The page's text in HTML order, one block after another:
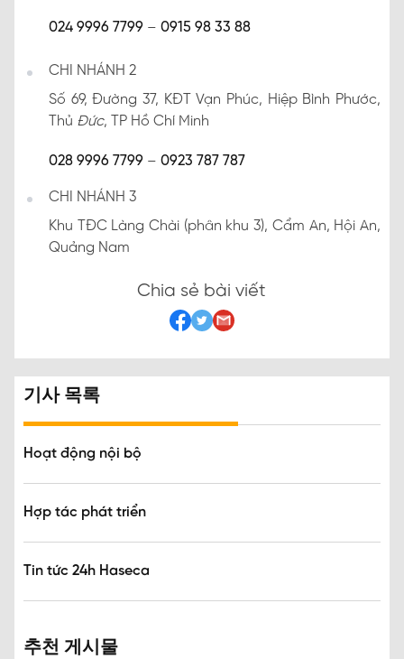
024 9996 7799 – 0915 98 33 88
CHI NHÁNH 2
Số 69, Đường 37, KĐT Vạn Phúc, Hiệp Bình Phước,
Thủ Đức, TP Hồ Chí Minh
028 9996 7799 – 0923 787 787
CHI NHÁNH 3
Khu TĐC Làng Chài (phân khu 3), Cẩm An, Hội An,
Quảng Nam
Chia sẻ bài viết
기사 목록
Hoạt động nội bộ
Hợp tác phát triển
Tin tức 24h Haseca
추천 게시물